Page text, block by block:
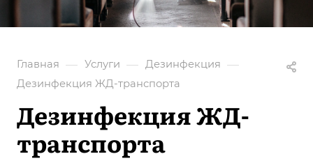
Главная — Услуги — Дезинфекция —
Дезинфекция ЖД-транспорта
Дезинфекция ЖД-
транспорта